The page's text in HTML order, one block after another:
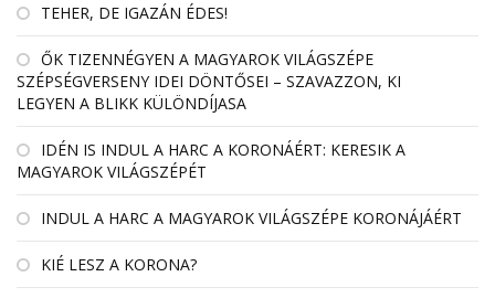
TEHER, DE IGAZÁN ÉDES!
ŐK TIZENNÉGYEN A MAGYAROK VILÁGSZÉPE
SZÉPSÉGVERSENY IDEI DÖNTŐSEI – SZAVAZZON, KI
LEGYEN A BLIKK KÜLÖNDÍJASA
IDÉN IS INDUL A HARC A KORONÁÉRT: KERESIK A
MAGYAROK VILÁGSZÉPÉT
INDUL A HARC A MAGYAROK VILÁGSZÉPE KORONÁJÁÉRT
KIÉ LESZ A KORONA?